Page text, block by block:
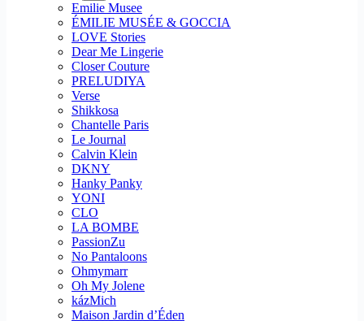
Emilie Musee
ÉMILIE MUSÉE & GOCCIA
LOVE Stories
Dear Me Lingerie
Closer Couture
PRELUDIYA
Verse
Shikkosa
Chantelle Paris
Le Journal
Calvin Klein
DKNY
Hanky Panky
YONI
CLO
LA BOMBE
PassionZu
No Pantaloons
Ohmymarr
Oh My Jolene
kázMich
Maison Jardin d’Éden